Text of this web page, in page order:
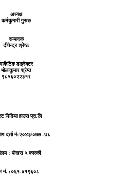
अध्यक्ष
कर्मकुमारी गुरुङ
सम्पादक
दीपेन्द्र श्रेष्ठ
डाइरेक्टर
भोलाकुमार श्रेष्ठ
९८५६०२२३१९
मिडिया हाउस प्रा.लि
दर्ता नं:२०४३/०७७ -७८
:पोखरा ५ कास्की
नं. :०६१-४१९६०८